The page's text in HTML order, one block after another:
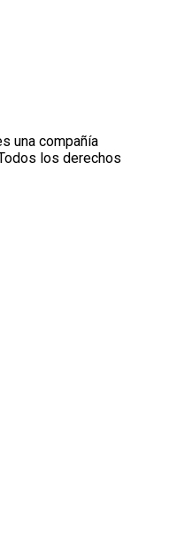
una compañía
los derechos